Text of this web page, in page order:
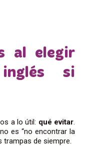
al elegir
si
a lo útil: qué evitar
es “no encontrar la
trampas de siempre.